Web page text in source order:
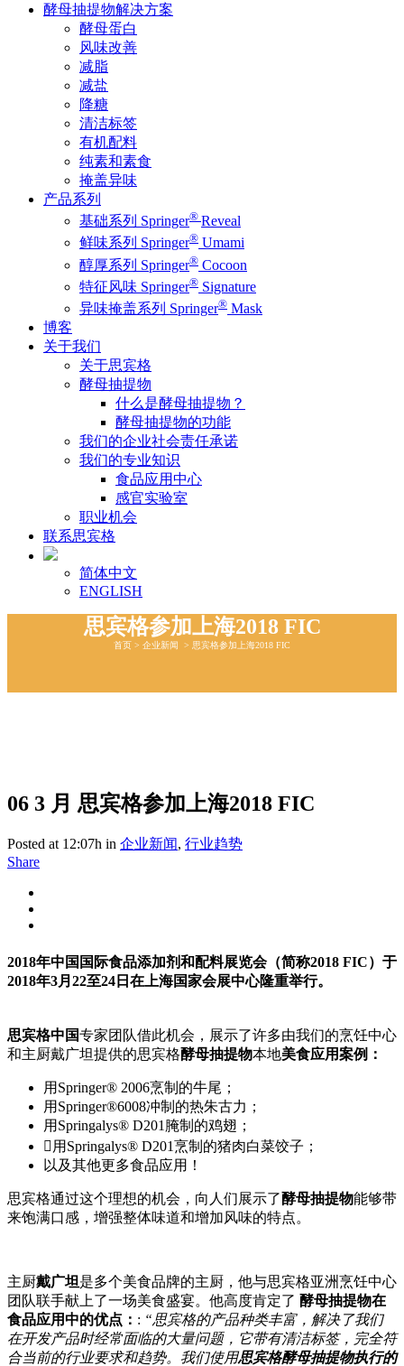
酵母抽提物解决方案
酵母蛋白
风味改善
减脂
减盐
降糖
清洁标签
有机配料
纯素和素食
掩盖异味
产品系列
基础系列 Springer® Reveal
鲜味系列 Springer® Umami
醇厚系列 Springer® Cocoon
特征风味 Springer® Signature
异味掩盖系列 Springer® Mask
博客
关于我们
关于思宾格
酵母抽提物
什么是酵母抽提物？
酵母抽提物的功能
我们的企业社会责任承诺
我们的专业知识
食品应用中心
感官实验室
职业机会
联系思宾格
简体中文
ENGLISH
思宾格参加上海2018 FIC
首页 > 企业新闻 > 思宾格参加上海2018 FIC
06 3 月 思宾格参加上海2018 FIC
Posted at 12:07h in 企业新闻 , 行业趋势
Share
2018年中国国际食品添加剂和配料展览会（简称2018 FIC）于
2018年3月22至24日在上海国家会展中心隆重举行。
思宾格中国专家团队借此机会，展示了许多由我们的烹饪中心
和主厨戴广坦提供的思宾格酵母抽提物本地美食应用案例：
用Springer® 2006烹制的牛尾；
用Springer®6008冲制的热朱古力；
用Springalys® D201腌制的鸡翅；
用Springalys® D201烹制的猪肉白菜饺子；
以及其他更多食品应用！
思宾格通过这个理想的机会，向人们展示了酵母抽提物能够带
来饱满口感，增强整体味道和增加风味的特点。
主厨戴广坦是多个美食品牌的主厨，他与思宾格亚洲烹饪中心
团队联手献上了一场美食盛宴。他高度肯定了 酵母抽提物在
食品应用中的优点： : “思宾格的产品种类丰富，解决了我们
在开发产品时经常面临的大量问题，它带有清洁标签，完全符
合当前的行业要求和趋势。我们使用思宾格酵母抽提物执行的